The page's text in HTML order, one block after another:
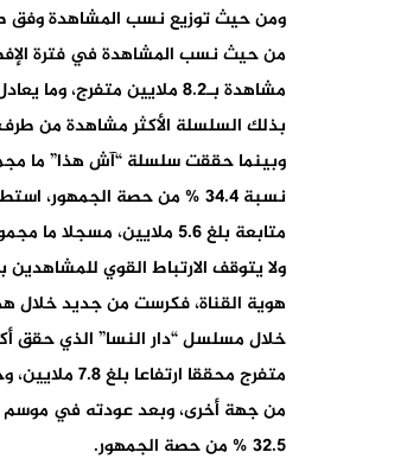
ومن حيث توزيع نسب المشاهدة وفق
بذلك السلسلة الأكثر مشاهدة من طرف
نسبة 34.4 % من حصة
متابعة بلغ 5.6 ملايين، مسجلا ما مجموعه 7.1 مليون مشاهدة تراكمية ونسبة 33.3 % من حصة الجمهور.
ولا يتوقف الارتباط القوي للمشاهدين
هوية القناة، فكرست من جديد خلال
متفرج محققا ارتفاعا بلغ 7.8 ملايين، وحصة تناهز 40 %.
32.5 % من حصة الجمهور.